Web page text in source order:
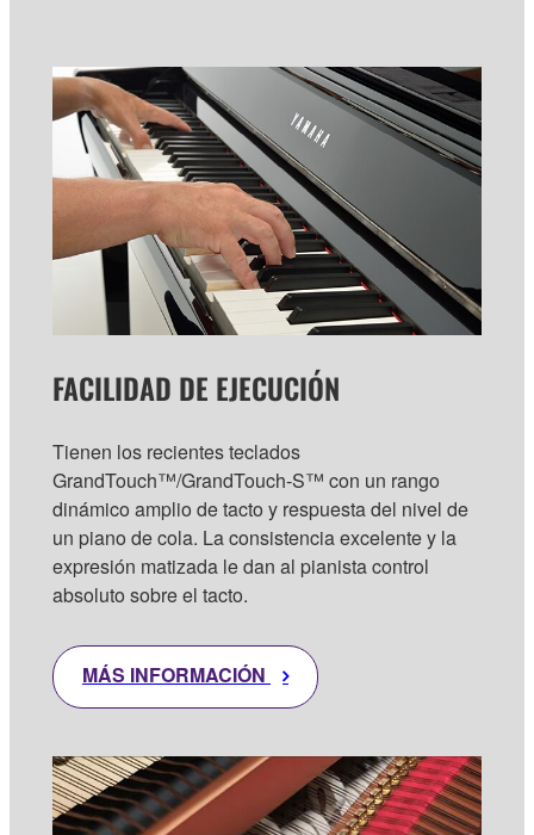
FACILIDAD DE EJECUCIÓN
Tienen los recientes teclados
GrandTouch™/GrandTouch-S™ con un rango
dinámico amplio de tacto y respuesta del nivel de
un piano de cola. La consistencia excelente y la
expresión matizada le dan al pianista control
absoluto sobre el tacto.
MÁS INFORMACIÓN